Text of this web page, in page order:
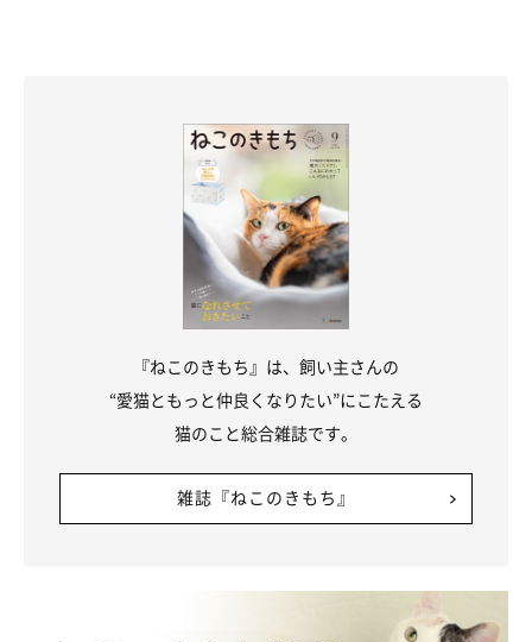
『ねこのきもち』は、飼い主さんの
“愛猫ともっと仲良くなりたい”にこたえる
猫のこと総合雑誌です。
雑誌『ねこのきもち』